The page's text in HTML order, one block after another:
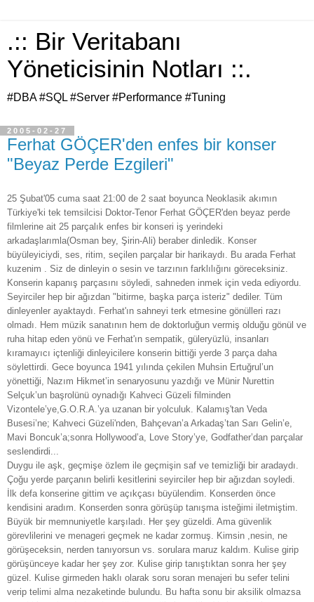
.:: Bir Veritabanı
Yöneticisinin Notları ::.
#DBA #SQL #Server #Performance #Tuning
2005-02-27
Ferhat GÖÇER'den enfes bir konser
"Beyaz Perde Ezgileri"
25 Şubat'05 cuma saat 21:00 de 2 saat boyunca Neoklasik akımın
Türkiye'ki tek temsilcisi Doktor-Tenor Ferhat GÖÇER'den beyaz perde
filmlerine ait 25 parçalık enfes bir konseri iş yerindeki
arkadaşlarımla(Osman bey, Şirin-Ali) beraber dinledik. Konser
büyüleyiciydi, ses, ritim, seçilen parçalar bir harikaydı. Bu arada Ferhat
kuzenim . Siz de dinleyin o sesin ve tarzının farklılığını göreceksiniz.
Konserin kapanış parçasını söyledi, sahneden inmek için veda ediyordu.
Seyirciler hep bir ağızdan "bitirme, başka parça isteriz" dediler. Tüm
dinleyenler ayaktaydı. Ferhat'ın sahneyi terk etmesine gönülleri razı
olmadı. Hem müzik sanatının hem de doktorluğun vermiş olduğu gönül ve
ruha hitap eden yönü ve Ferhat'ın sempatik, güleryüzlü, insanları
kıramayıcı içtenliği dinleyicilere konserin bittiği yerde 3 parça daha
söylettirdi. Gece boyunca 1941 yılında çekilen Muhsin Ertuğrul’un
yönettiği, Nazım Hikmet’in senaryosunu yazdığı ve Münir Nurettin
Selçuk’un başrolünü oynadığı Kahveci Güzeli filminden
Vizontele’ye,G.O.R.A.’ya uzanan bir yolculuk. Kalamış'tan Veda
Busesi’ne; Kahveci Güzeli'nden, Bahçevan’a Arkadaş’tan Sarı Gelin’e,
Mavi Boncuk’a;sonra Hollywood’a, Love Story’ye, Godfather’dan parçalar
seslendirdi...
Duygu ile aşk, geçmişe özlem ile geçmişin saf ve temizliği bir aradaydı.
Çoğu yerde parçanın belirli kesitlerini seyirciler hep bir ağızdan soyledi.
İlk defa konserine gittim ve açıkçası büyülendim. Konserden önce
kendisini aradım. Konserden sonra görüşüp tanışma isteğimi iletmiştim.
Büyük bir memnuniyetle karşıladı. Her şey güzeldi. Ama güvenlik
görevlilerini ve menageri geçmek ne kadar zormuş. Kimsin ,nesin, ne
görüşeceksin, nerden tanıyorsun vs. sorulara maruz kaldım. Kulise girip
görüşünceye kadar her şey zor. Kulise girip tanıştıktan sonra her şey
güzel. Kulise girmeden haklı olarak soru soran menajeri bu sefer telini
verip telimi alma nezaketinde bulundu. Bu hafta sonu bir aksilik olmazsa